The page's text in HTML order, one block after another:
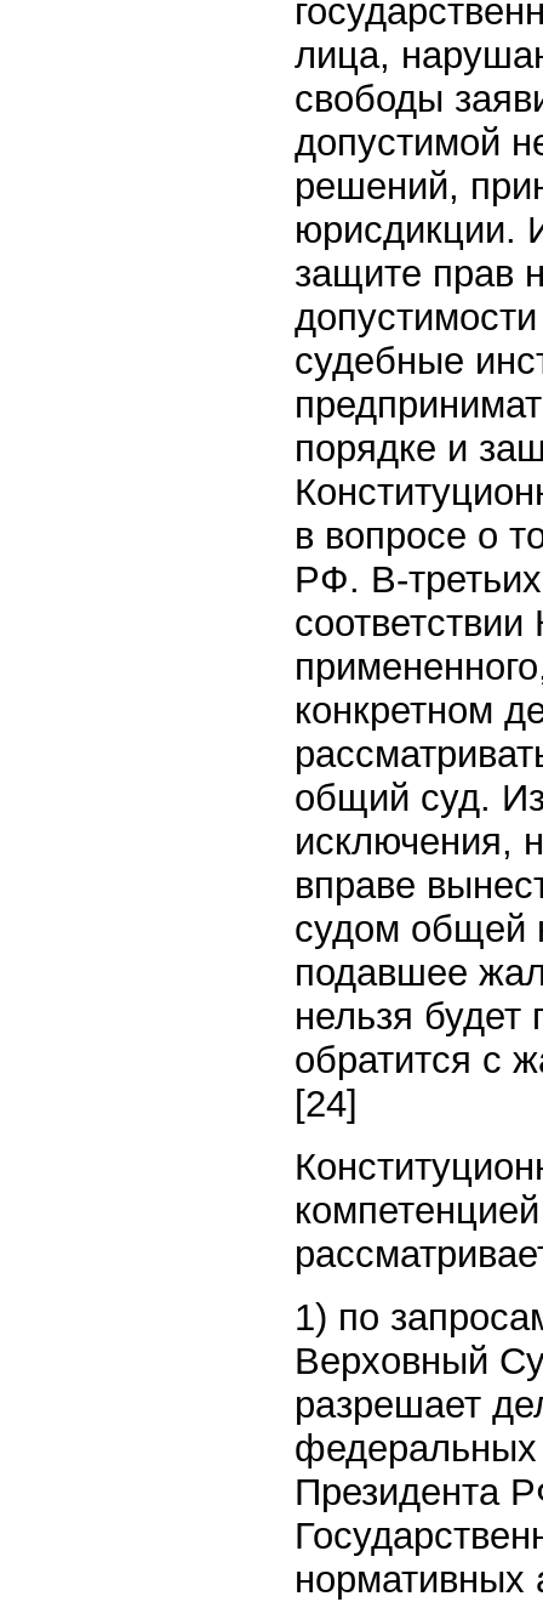
лица,
свободы
допустимой
решений,
юрисдикции.
защите прав
судебные
порядке и
в вопросе о
РФ. В-
конкретном
общий суд.
исключения,
вправе
судом общей
подавшее
нельзя будет
обратится с
[24]
1) по
Верховный
разрешает
федеральных
Президента
нормативных